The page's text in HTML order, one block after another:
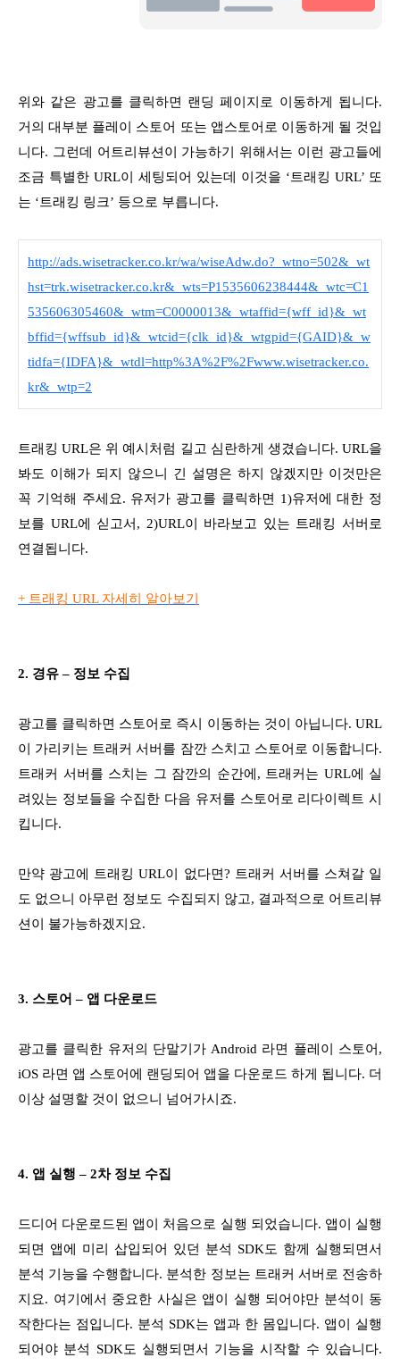
위와 같은 광고를 클릭하면 랜딩 페이지로 이동하게 됩니다.
거의 대부분 플레이 스토어 또는 앱스토어로 이동하게 될 것입
니다. 그런데 어트리뷰션이 가능하기 위해서는 이런 광고들에
조금 특별한 URL이 세팅되어 있는데 이것을 ‘트래킹 URL’ 또
는 ‘트래킹 링크’ 등으로 부릅니다.
http://ads.wisetracker.co.kr/wa/wiseAdw.do?_wtno=502&_wt
hst=trk.wisetracker.co.kr&_wts=P1535606238444&_wtc=C1
535606305460&_wtm=C0000013&_wtaffid={wff_id}&_wt
bffid={wffsub_id}&_wtcid={clk_id}&_wtgpid={GAID}&_w
tidfa={IDFA}&_wtdl=http%3A%2F%2Fwww.wisetracker.co.
kr&_wtp=2
트래킹 URL은 위 예시처럼 길고 심란하게 생겼습니다. URL을
봐도 이해가 되지 않으니 긴 설명은 하지 않겠지만 이것만은
꼭 기억해 주세요. 유저가 광고를 클릭하면 1)유저에 대한 정
보를 URL에 싣고서, 2)URL이 바라보고 있는 트래킹 서버로
연결됩니다.
+ 트래킹 URL 자세히 알아보기
2. 경유 – 정보 수집
광고를 클릭하면 스토어로 즉시 이동하는 것이 아닙니다. URL
이 가리키는 트래커 서버를 잠깐 스치고 스토어로 이동합니다.
트래커 서버를 스치는 그 잠깐의 순간에, 트래커는 URL에 실
려있는 정보들을 수집한 다음 유저를 스토어로 리다이렉트 시
킵니다.
만약 광고에 트래킹 URL이 없다면? 트래커 서버를 스쳐갈 일
도 없으니 아무런 정보도 수집되지 않고, 결과적으로 어트리뷰
션이 불가능하겠지요.
3. 스토어 – 앱 다운로드
광고를 클릭한 유저의 단말기가 Android 라면 플레이 스토어,
iOS 라면 앱 스토어에 랜딩되어 앱을 다운로드 하게 됩니다. 더
이상 설명할 것이 없으니 넘어가시죠.
4. 앱 실행 – 2차 정보 수집
드디어 다운로드된 앱이 처음으로 실행 되었습니다. 앱이 실행
되면 앱에 미리 삽입되어 있던 분석 SDK도 함께 실행되면서
분석 기능을 수행합니다. 분석한 정보는 트래커 서버로 전송하
지요. 여기에서 중요한 사실은 앱이 실행 되어야만 분석이 동
작한다는 점입니다. 분석 SDK는 앱과 한 몸입니다. 앱이 실행
되어야 분석 SDK도 실행되면서 기능을 시작할 수 있습니다.